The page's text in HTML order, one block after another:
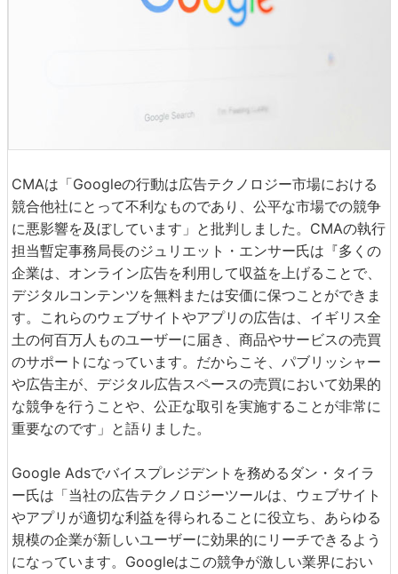
CMAは「Googleの行動は広告テクノロジー市場における
競合他社にとって不利なものであり、公平な市場での競争
に悪影響を及ぼしています」と批判しました。CMAの執行
担当暫定事務局長のジュリエット・エンサー氏は『多くの
企業は、オンライン広告を利用して収益を上げることで、
デジタルコンテンツを無料または安価に保つことができま
す。これらのウェブサイトやアプリの広告は、イギリス全
土の何百万人ものユーザーに届き、商品やサービスの売買
のサポートになっています。だからこそ、パブリッシャー
や広告主が、デジタル広告スペースの売買において効果的
な競争を行うことや、公正な取引を実施することが非常に
重要なのです」と語りました。
Google Adsでバイスプレジデントを務めるダン・タイラ
ー氏は「当社の広告テクノロジーツールは、ウェブサイト
やアプリが適切な利益を得られることに役立ち、あらゆる
規模の企業が新しいユーザーに効果的にリーチできるよう
になっています。Googleはこの競争が激しい業界におい